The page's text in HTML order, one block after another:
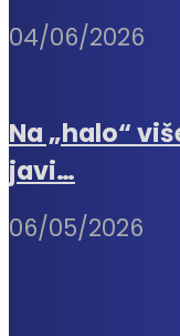
04/06/2026
Na „halo“
javi…
06/05/2026